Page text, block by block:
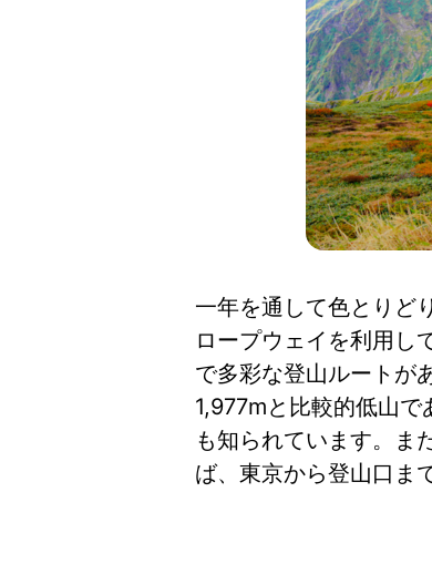
一年を通して色とりど
ロープウェイを利用し
で多彩な登山ルートが
1,977mと比較的低山
も知られています。ま
ば、東京から登山口ま